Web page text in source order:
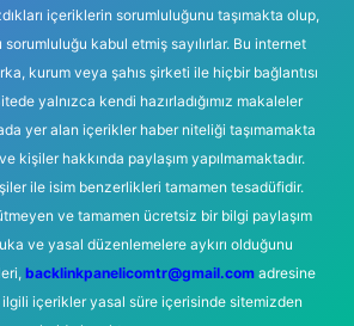
içeriklerin sorumluluğunu taşımakta olup,
kabul etmiş sayılırlar. Bu internet
kurum veya şahıs şirketi ile hiçbir bağlantısı
yalnızca kendi hazırladığımız makaleler
yer alan içerikler haber niteliği taşımamakta
kişiler hakkında paylaşım yapılmamaktadır.
ile isim benzerlikleri tamamen tesadüfidir.
ve tamamen ücretsiz bir bilgi paylaşım
ve yasal düzenlemelere aykırı olduğunu
backlinkpanelicomtr@gmail.comadresine
içerikler yasal süre içerisinde sitemizden